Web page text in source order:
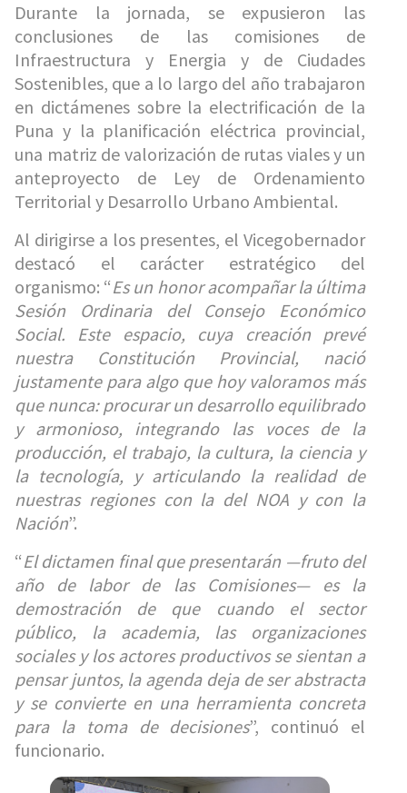
Durante la jornada, se expusieron las
conclusiones de las comisiones de
Infraestructura y Energia y de Ciudades
Sostenibles, que a lo largo del año trabajaron
en dictámenes sobre la electrificación de la
Puna y la planificación eléctrica provincial,
una matriz de valorización de rutas viales y un
anteproyecto de Ley de Ordenamiento
Territorial y Desarrollo Urbano Ambiental.
Al dirigirse a los presentes, el Vicegobernador
destacó el carácter estratégico del
organismo: “Es un honor acompañar la última
Sesión Ordinaria del Consejo Económico
Social. Este espacio, cuya creación prevé
nuestra Constitución Provincial, nació
justamente para algo que hoy valoramos más
que nunca: procurar un desarrollo equilibrado
y armonioso, integrando las voces de la
producción, el trabajo, la cultura, la ciencia y
la tecnología, y articulando la realidad de
nuestras regiones con la del NOA y con la
Nación”.
“El dictamen final que presentarán —fruto del
año de labor de las Comisiones— es la
demostración de que cuando el sector
público, la academia, las organizaciones
sociales y los actores productivos se sientan a
pensar juntos, la agenda deja de ser abstracta
y se convierte en una herramienta concreta
para la toma de decisiones”, continuó el
funcionario.